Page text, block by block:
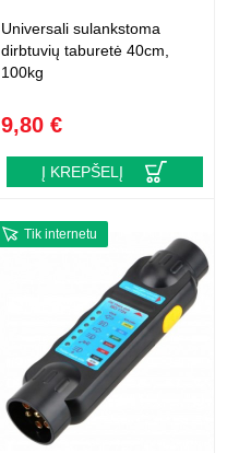
Universali sulankstoma
dirbtuvių taburetė 40cm,
100kg
9,80 €
Į KREPŠELĮ
Tik internetu